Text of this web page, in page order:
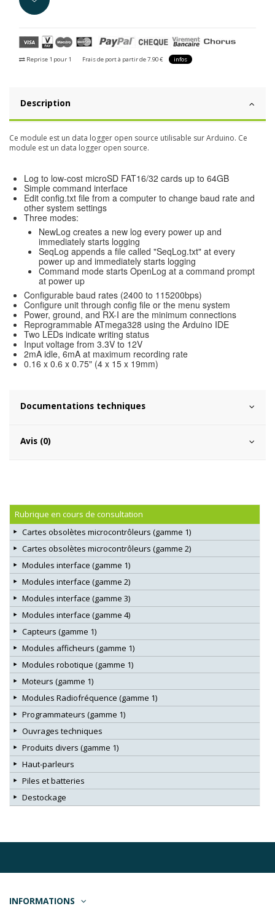
Reprise 1 pour 1 Frais de port à partir de 7.90 € infos
Description
Ce module est un data logger open source utilisable sur Arduino. Ce
module est un data logger open source.
Log to low-cost microSD FAT16/32 cards up to 64GB
Simple command interface
Edit config.txt file from a computer to change baud rate and
other system settings
Three modes:
NewLog creates a new log every power up and
immediately starts logging
SeqLog appends a file called "SeqLog.txt" at every
power up and immediately starts logging
Command mode starts OpenLog at a command prompt
at power up
Configurable baud rates (2400 to 115200bps)
Configure unit through config file or the menu system
Power, ground, and RX-I are the minimum connections
Reprogrammable ATmega328 using the Arduino IDE
Two LEDs indicate writing status
Input voltage from 3.3V to 12V
2mA idle, 6mA at maximum recording rate
0.16 x 0.6 x 0.75" (4 x 15 x 19mm)
Documentations techniques
Avis (0)
Rubrique en cours de consultation
Cartes obsolètes microcontrôleurs (gamme 1)
Cartes obsolètes microcontrôleurs (gamme 2)
Modules interface (gamme 1)
Modules interface (gamme 2)
Modules interface (gamme 3)
Modules interface (gamme 4)
Capteurs (gamme 1)
Modules afficheurs (gamme 1)
Modules robotique (gamme 1)
Moteurs (gamme 1)
Modules Radiofréquence (gamme 1)
Programmateurs (gamme 1)
Ouvrages techniques
Produits divers (gamme 1)
Haut-parleurs
Piles et batteries
Destockage
INFORMATIONS